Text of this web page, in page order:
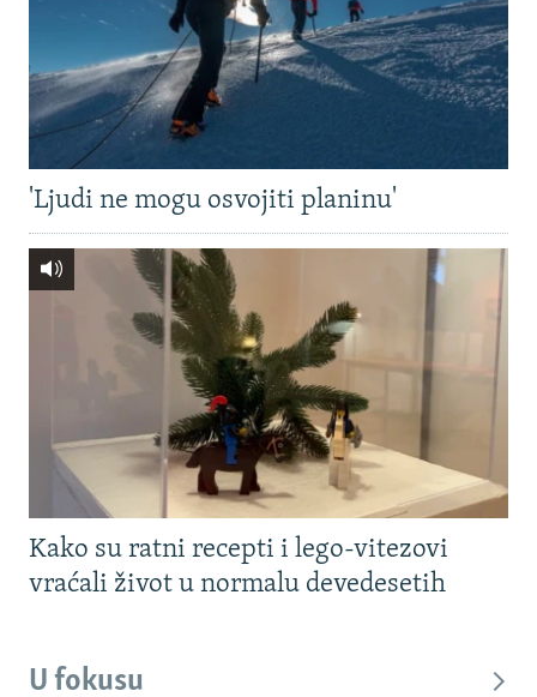
'Ljudi ne mogu osvojiti planinu'
Kako su ratni recepti i lego-vitezovi
vraćali život u normalu devedesetih
U fokusu